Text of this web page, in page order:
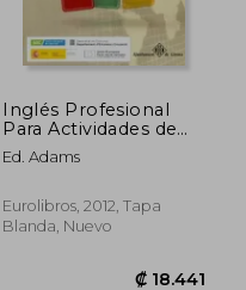
Inglés Profesional
Para Actividades de
Venta: Certificado de
Profesionalidad
Ed. Adams
Eurolibros, 2012, Tapa
Blanda, Nuevo